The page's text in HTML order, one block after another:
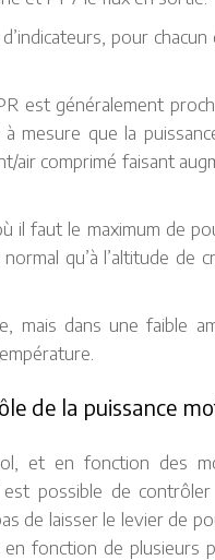
pour
est généralement
que la
air comprimé faisant
il faut le maximum de
qu’à l’altitude de
mais dans une faible
de la puissance
et en fonction des
possible de
de laisser le levier de
fonction de plusieurs